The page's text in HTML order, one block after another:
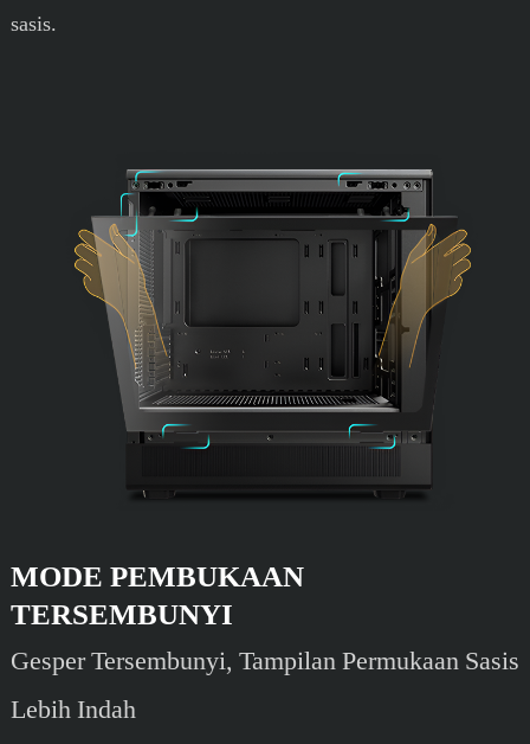
sasis.
MODE PEMBUKAAN
TERSEMBUNYI
Gesper Tersembunyi, Tampilan Permukaan Sasis
Lebih Indah